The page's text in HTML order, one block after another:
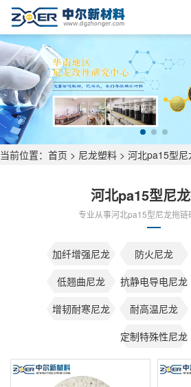
当前位置： 首页 > 尼龙塑料 > 河北pa15型尼
河北pa15型尼
专业从事河北pa15型尼龙拖链
加纤增强尼龙 防火尼龙
低翘曲尼龙
抗静电导电尼龙
增韧耐寒尼龙
耐高温尼龙
定制特殊性尼龙